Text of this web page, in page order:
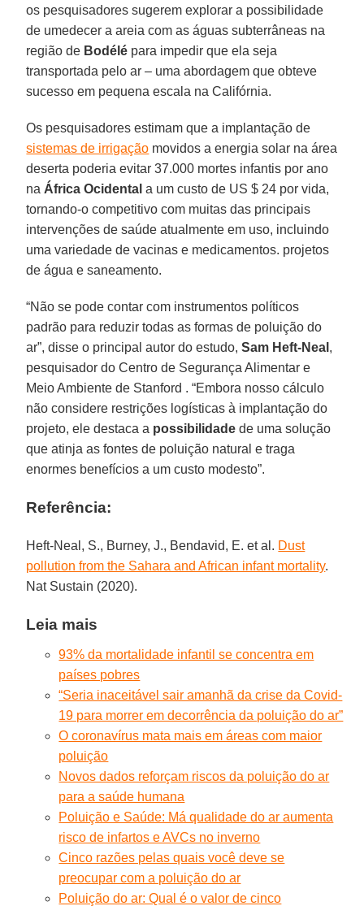
os pesquisadores sugerem explorar a possibilidade
de umedecer a areia com as águas subterrâneas na
região de Bodélé para impedir que ela seja
transportada pelo ar – uma abordagem que obteve
sucesso em pequena escala na Califórnia.
Os pesquisadores estimam que a implantação de
sistemas de irrigação movidos a energia solar na área
deserta poderia evitar 37.000 mortes infantis por ano
na África Ocidental a um custo de US $ 24 por vida,
tornando-o competitivo com muitas das principais
intervenções de saúde atualmente em uso, incluindo
uma variedade de vacinas e medicamentos. projetos
de água e saneamento.
“Não se pode contar com instrumentos políticos
padrão para reduzir todas as formas de poluição do
ar”, disse o principal autor do estudo,Sam Heft-Neal ,
pesquisador do Centro de Segurança Alimentar e
Meio Ambiente de Stanford . “Embora nosso cálculo
não considere restrições logísticas à implantação do
projeto, ele destaca a possibilidade de uma solução
que atinja as fontes de poluição natural e traga
enormes benefícios a um custo modesto”.
Referência:
Heft-Neal, S., Burney, J., Bendavid, E. et al. Dust
pollution from the Sahara and African infant mortality.
Nat Sustain (2020).
Leia mais
93% da mortalidade infantil se concentra em
países pobres
“Seria inaceitável sair amanhã da crise da Covid-
19 para morrer em decorrência da poluição do ar”
O coronavírus mata mais em áreas com maior
poluição
Novos dados reforçam riscos da poluição do ar
para a saúde humana
Poluição e Saúde: Má qualidade do ar aumenta
risco de infartos e AVCs no inverno
Cinco razões pelas quais você deve se
preocupar com a poluição do ar
Poluição do ar: Qual é o valor de cinco